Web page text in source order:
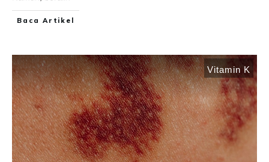
Baca Artikel
Vitamin K